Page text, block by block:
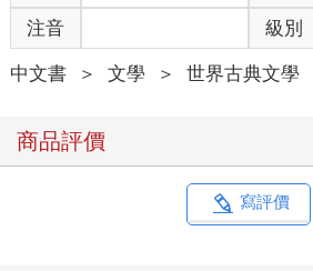
注音 級別
中文書 ＞ 文學 ＞ 世界古典文學
商品評價
寫評價